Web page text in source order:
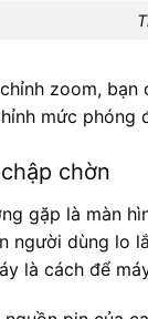
zoom, bạn
mức
chờn
gặp là màn
người dùng lo
là cách để